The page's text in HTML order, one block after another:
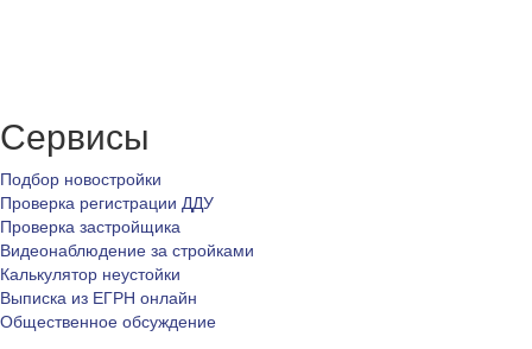
Сервисы
Подбор новостройки
Проверка регистрации ДДУ
Проверка застройщика
Видеонаблюдение за стройками
Калькулятор неустойки
Выписка из ЕГРН онлайн
Общественное обсуждение